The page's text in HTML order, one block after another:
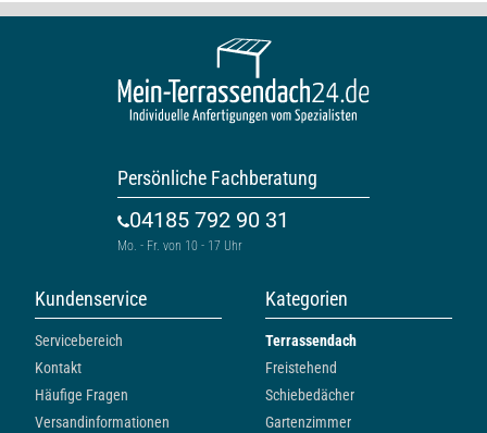
Persönliche Fachberatung
04185 792 90 31
Mo. - Fr. von 10 - 17 Uhr
Kundenservice
Servicebereich
Kontakt
Häufige Fragen
Versandinformationen
Kategorien
Terrassendach
Freistehend
Schiebedächer
Gartenzimmer